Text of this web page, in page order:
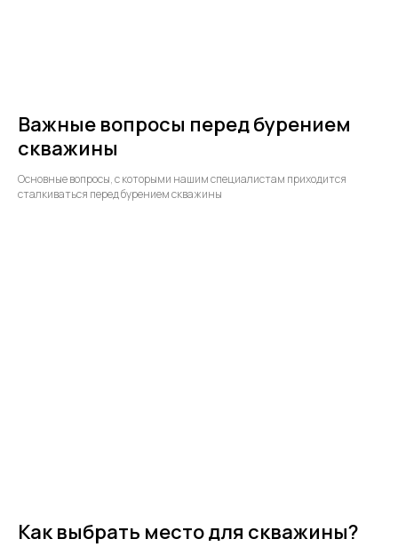
Важные вопросы перед бурением
скважины
Основные вопросы, с которыми нашим специалистам приходится
сталкиваться перед бурением скважины
Как выбрать место для скважины?